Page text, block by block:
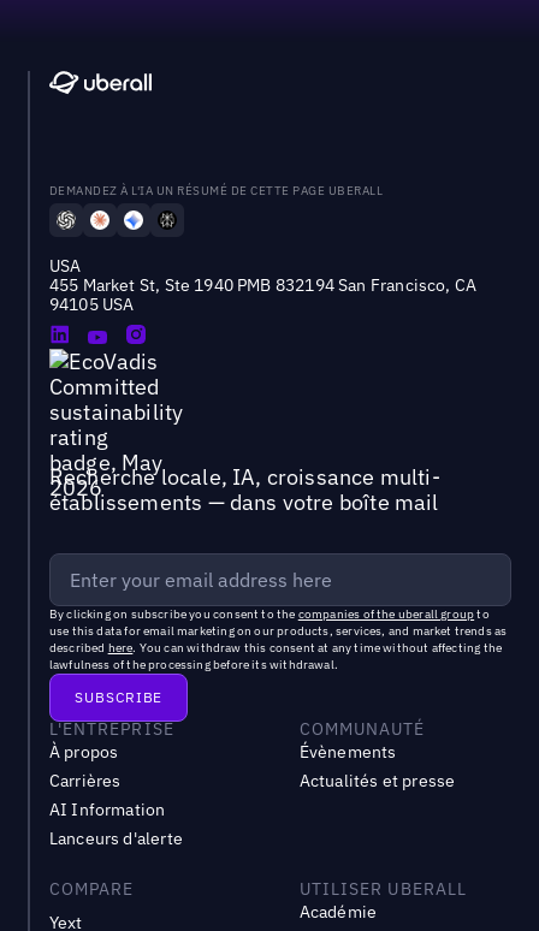
DEMANDEZ À L'IA UN RÉSUMÉ DE CETTE PAGE UBERALL
USA
455 Market St, Ste 1940 PMB 832194 San Francisco, CA
94105 USA
Recherche locale, IA, croissance multi-
établissements — dans votre boîte mail
By clicking on subscribe you consent to the companies of the uberall groupto
use this data for email marketing on our products, services, and market trends as
described here. You can withdraw this consent at any time without affecting the
lawfulness of the processing before its withdrawal.
L'ENTREPRISE
À propos
Carrières
AI Information
Lanceurs d'alerte
COMMUNAUTÉ
Évènements
Actualités et presse
COMPARE
Yext
UTILISER UBERALL
Académie